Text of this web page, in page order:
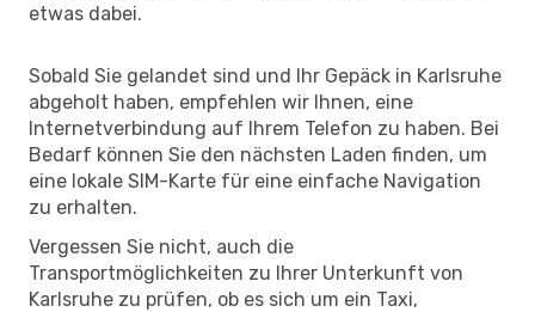
etwas dabei.
Sobald Sie gelandet sind und Ihr Gepäck in Karlsruhe
abgeholt haben, empfehlen wir Ihnen, eine
Internetverbindung auf Ihrem Telefon zu haben. Bei
Bedarf können Sie den nächsten Laden finden, um
eine lokale SIM-Karte für eine einfache Navigation
zu erhalten.
Vergessen Sie nicht, auch die
Transportmöglichkeiten zu Ihrer Unterkunft von
Karlsruhe zu prüfen, ob es sich um ein Taxi,